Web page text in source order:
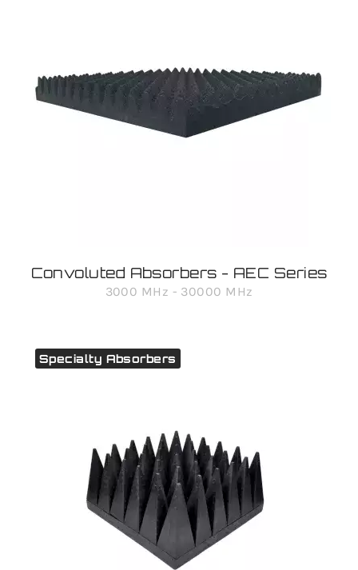
Convoluted Absorbers - AEC Series
3000 MHz - 30000 MHz
Specialty Absorbers